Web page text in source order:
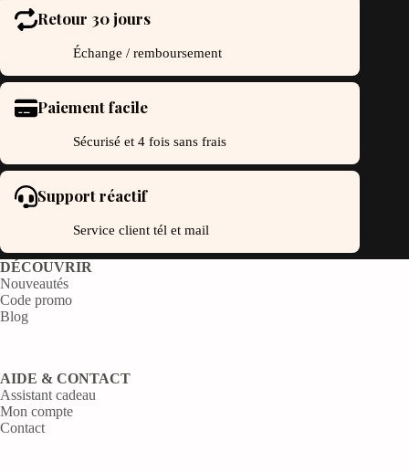
Retour 30 jours
Échange / remboursement
Paiement facile
Sécurisé et 4 fois sans frais
Support réactif
Service client tél et mail
DÉCOUVRIR
Nouveautés
Code promo
Blog
AIDE & CONTACT
Assistant cadeau
Mon compte
Contact